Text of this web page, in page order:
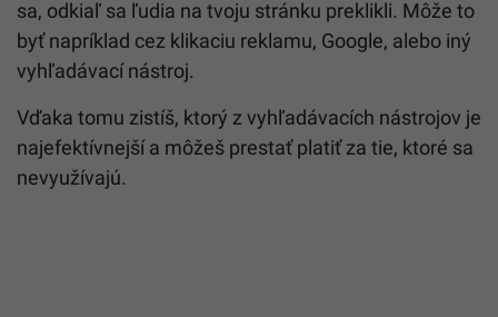
sa, odkiaľ sa ľudia na tvoju stránku preklikli. Môže to
byť napríklad cez klikaciu reklamu, Google, alebo iný
vyhľadávací nástroj.
Vďaka tomu zistíš, ktorý z vyhľadávacích nástrojov je
najefektívnejší a môžeš prestať platiť za tie, ktoré sa
nevyužívajú.